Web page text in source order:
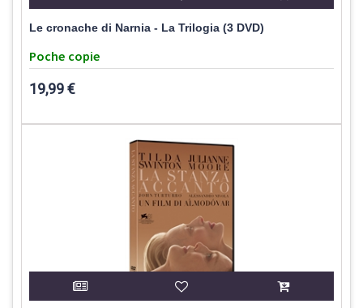
Le cronache di Narnia - La Trilogia (3 DVD)
Poche copie
19,99 €